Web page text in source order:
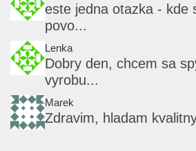
este jedna otazka - kde
povo...
Lenka
Dobry den, chcem sa
vyrobu...
Marek
Zdravim, hladam